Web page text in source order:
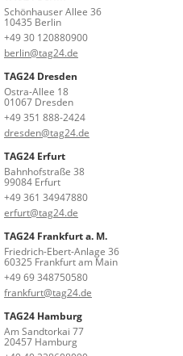
Schönhauser Allee 36
10435 Berlin
+49 30 120880900
berlin@tag24.de
TAG24 Dresden
Ostra-Allee 18
01067 Dresden
+49 351 888-2424
dresden@tag24.de
TAG24 Erfurt
Bahnhofstraße 38
99084 Erfurt
+49 361 34947880
erfurt@tag24.de
TAG24 Frankfurt a. M.
Friedrich-Ebert-Anlage 36
60325 Frankfurt am Main
+49 69 348750580
frankfurt@tag24.de
TAG24 Hamburg
Am Sandtorkai 77
20457 Hamburg